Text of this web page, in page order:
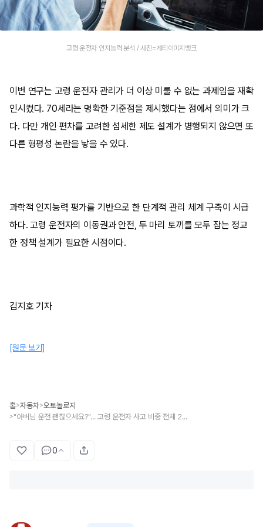
고령 운전자 인지능력 분석 / 사진=게티이미지뱅크
이번 연구는 고령 운전자 관리가 더 이상 미룰 수 없는 과제임을 재확
인시켰다. 70세라는 명확한 기준점을 제시했다는 점에서 의미가 크
다. 다만 개인 편차를 고려한 섬세한 제도 설계가 병행되지 않으면 또
다른 형평성 논란을 낳을 수 있다.
과학적 인지능력 평가를 기반으로 한 단계적 관리 체계 구축이 시급
하다. 고령 운전자의 이동권과 안전, 두 마리 토끼를 모두 잡는 정교
한 정책 설계가 필요한 시점이다.
김지호 기자
[원문 보기]
홈>자동차>오토놀로지
> "아버님 운전 괜찮으세요?"... 고령 운전자 사고 비중 전체 21.6%, '이 나이'부터 인지능력 '뚝'
0